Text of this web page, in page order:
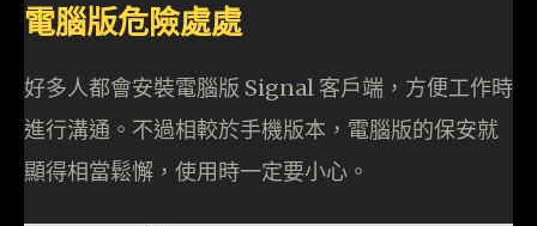
電腦版危險處處
好多人都會安裝電腦版 Signal 客戶端，方便工作時
進行溝通。不過相較於手機版本，電腦版的保安就
顯得相當鬆懈，使用時一定要小心。